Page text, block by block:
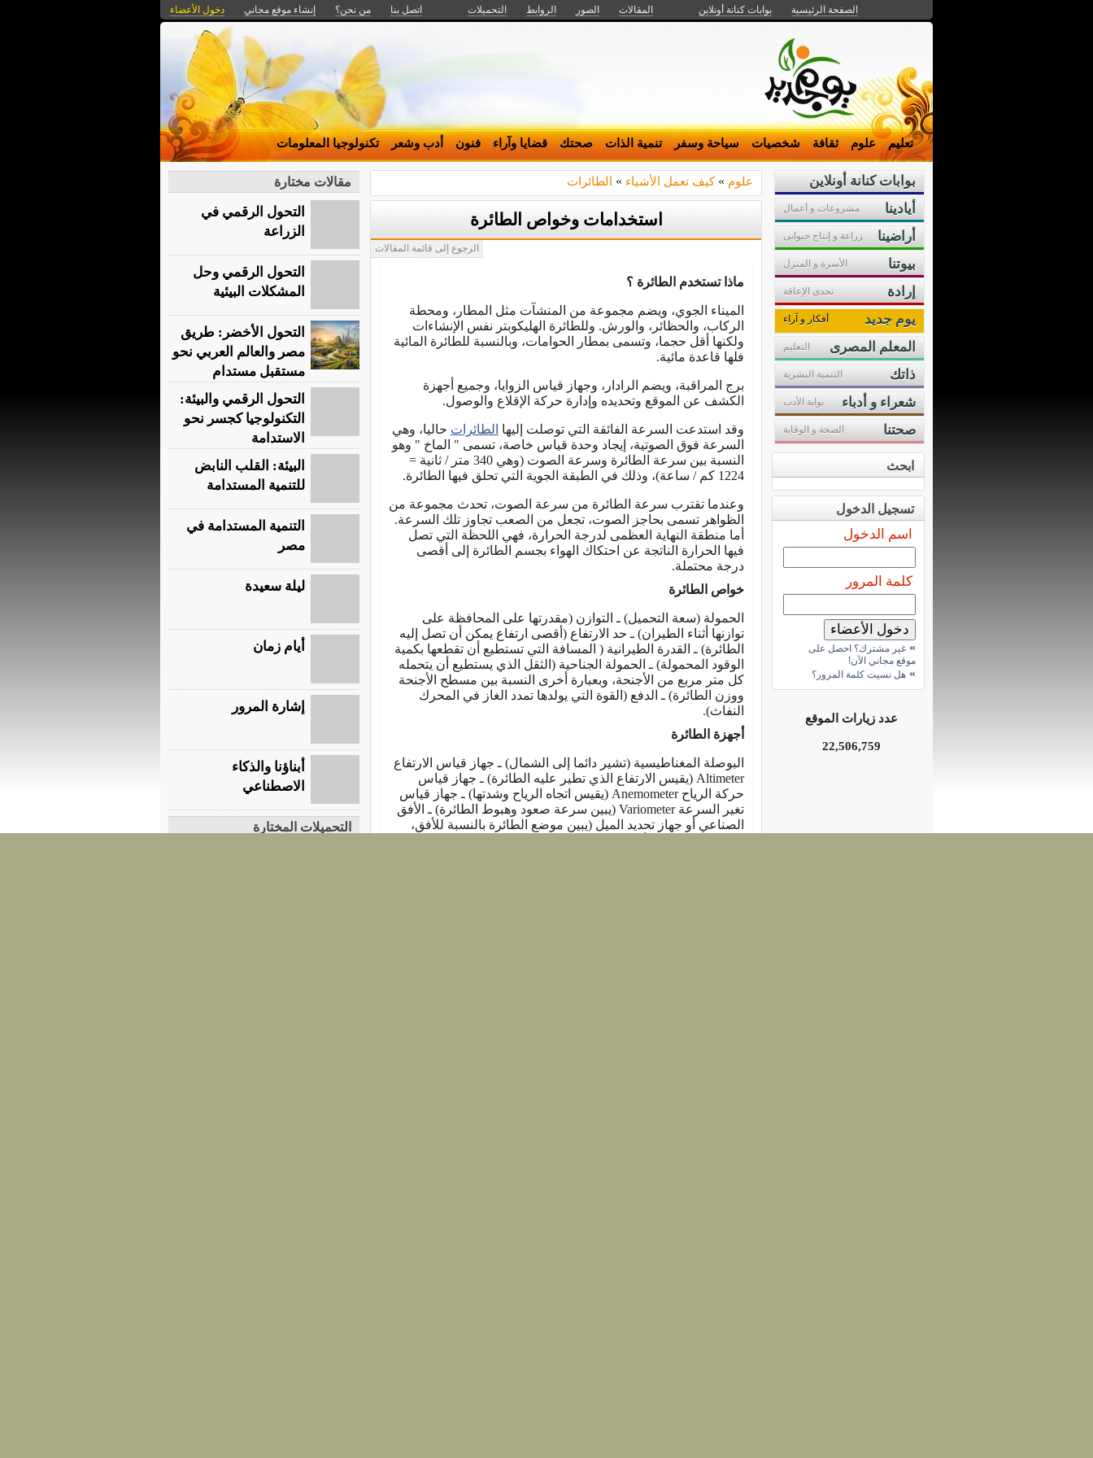
الصفحة الرئيسية بوابات كنانة أونلاين المقالات الصور الروابط التحميلات اتصل بنا من نحن؟ إنشاء موقع مجاني دخول الأعضاء
تعليم علوم ثقافة شخصيات سياحة وسفر تنمية الذات صحتك قضايا وآراء فنون أدب وشعر تكنولوجيا المعلومات
علوم »كيف تعمل الأشياء » الطائرات
استخدامات وخواص الطائرة
الرجوع إلى قائمة المقالات
ماذا تستخدم الطائرة ؟
الميناء الجوي، ويضم مجموعة من المنشآت مثل المطار، ومحطة
الركاب، والحظائر، والورش. وللطائرة الهليكوبتر نفس الإنشاءات
ولكنها أقل حجما، وتسمى بمطار الحوامات، وبالنسبة للطائرة المائية
فلها قاعدة مائية.
برج المراقبة، ويضم الرادار، وجهاز قياس الزوايا، وجميع أجهزة
الكشف عن الموقع وتحديده وإدارة حركة الإقلاع والوصول.
وقد استدعت السرعة الفائقة التي توصلت إليها الطائرات حاليا، وهي
السرعة فوق الصوتية، إيجاد وحدة قياس خاصة، تسمى " الماخ " وهو
النسبة بين سرعة الطائرة وسرعة الصوت (وهي 340 متر / ثانية =
1224 كم / ساعة)، وذلك في الطبقة الجوية التي تحلق فيها الطائرة.
وعندما تقترب سرعة الطائرة من سرعة الصوت، تحدث مجموعة من
الظواهر تسمى بحاجز الصوت، تجعل من الصعب تجاوز تلك السرعة.
أما منطقة النهاية العظمى لدرجة الحرارة، فهي اللحظة التي تصل
فيها الحرارة الناتجة عن احتكاك الهواء بجسم الطائرة إلى أقصى
درجة محتملة.
خواص الطائرة
الحمولة (سعة التحميل) ـ التوازن (مقدرتها على المحافظة على
توازنها أثناء الطيران) ـ حد الارتفاع (أقصى ارتفاع يمكن أن تصل إليه
الطائرة) ـ القدرة الطيرانية ( المسافة التي تستطيع أن تقطعها بكمية
الوقود المحمولة) ـ الحمولة الجناحية (الثقل الذي يستطيع أن يتحمله
كل متر مربع من الأجنحة، وبعبارة أخرى النسبة بين مسطح الأجنحة
ووزن الطائرة) ـ الدفع (القوة التي يولدها تمدد الغاز في المحرك
النفاث).
أجهزة الطائرة
البوصلة المغناطيسية (تشير دائما إلى الشمال) ـ جهاز قياس الارتفاع
Altimeter (يقيس الارتفاع الذي تطير عليه الطائرة) ـ جهاز قياس
حركة الرياح Anemometer (يقيس اتجاه الرياح وشدتها) ـ جهاز قياس
تغير السرعة Variometer (يبين سرعة صعود وهبوط الطائرة) ـ الأفق
الصناعي أو جهاز تحديد الميل (يبين موضع الطائرة بالنسبة للأفق،
بوابات كنانة أونلاين
أيادينا
مشروعات و أعمال
أراضينا زراعة و إنتاج حيوانى
بيوتنا الأسرة و المنزل
إرادة تحدى الإعاقة
يوم جديد أفكار و آراء
المعلم المصرى التعليم
ذاتك التنمية البشرية
شعراء و أدباء بوابة الأدب
صحتنا الصحة و الوقاية
ابحث
تسجيل الدخول
اسم الدخول
كلمة المرور
» غير مشترك؟ احصل على
موقع مجاني الآن!
» هل نسيت كلمة المرور؟
عدد زيارات الموقع
22,506,759
مقالات مختارة
التحول الرقمي في
الزراعة
التحول الرقمي وحل
المشكلات البيئية
التحول الأخضر: طريق
مصر والعالم العربي نحو
مستقبل مستدام
التحول الرقمي والبيئة:
التكنولوجيا كجسر نحو
الاستدامة
البيئة: القلب النابض
للتنمية المستدامة
التنمية المستدامة في
مصر
ليلة سعيدة
أيام زمان
إشارة المرور
أبناؤنا والذكاء
الاصطناعي
التحميلات المختارة